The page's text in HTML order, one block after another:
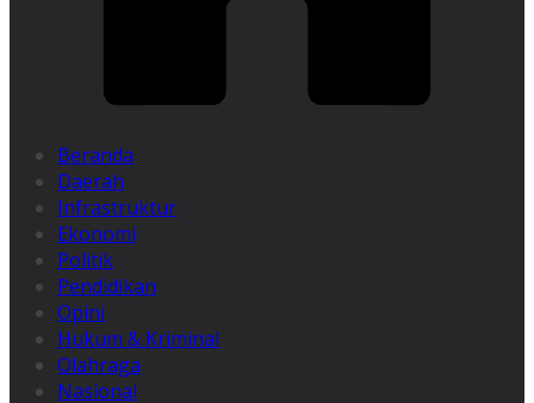
Beranda
Daerah
Infrastruktur
Ekonomi
Politik
Pendidikan
Opini
Hukum & Kriminal
Olahraga
Nasional